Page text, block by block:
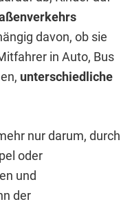
davon, ob sie
in Auto, Bus
unterschiedliche
nur darum, durch
oder
und
der